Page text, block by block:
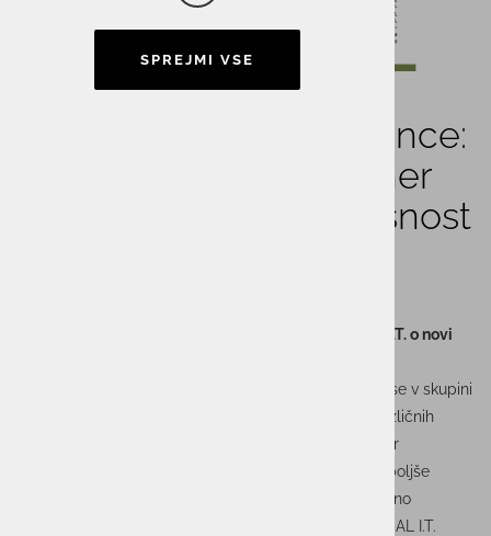
Intervju v Časniku Finance:
ACTUAL I.T. – En partner
ne glede na kompleksnost
Igor Hostnik, direktor operative za skupino ACTUAL I.T. o novi
Z delitvijo vodenja na strateški in operativni del smo se v skupini
ACTUAL I.T. okrepili in kakovostno upravljamo več različnih
segmentov hkrati. V intervjuju za Časnik Finance, Igor
Hostnik pojasnjuje, kako ta nova struktura omogoča boljše
storitve za stranke in kako si prizadevamo za optimalno
poslovanje, Preberite več o tem, kako v skupini ACTUAL I.T.
SPREJMI VSE